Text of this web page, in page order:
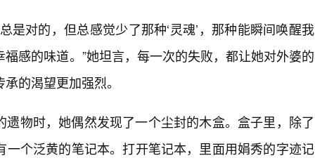
是对的，但总感觉少了那种‘灵魂’，那种能瞬间唤醒我
感的味道。”她坦言，每一次的失败，都让她对外婆的
的渴望更加强烈。
遗物时，她偶然发现了一个尘封的木盒。盒子里，除了
一个泛黄的笔记本。打开笔记本，里面用娟秀的字迹记